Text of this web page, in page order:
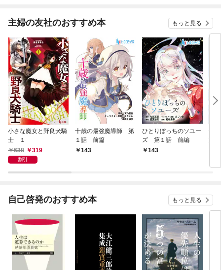
主婦の友社のおすすめ本 もっと見る
小さな魔女と野良犬騎
士 １
638
319
割引
十歳の最強魔導師 第
１話 前篇
143
ひとりぼっちのソユー
ズ 第１話 前編
143
無
第
自己啓発のおすすめ本 もっと見る